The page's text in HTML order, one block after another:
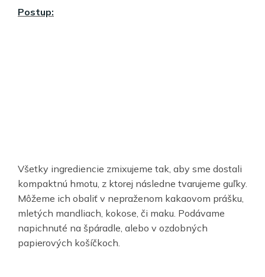
Postup:
Všetky ingrediencie zmixujeme tak, aby sme dostali
kompaktnú hmotu, z ktorej následne tvarujeme guľky.
Môžeme ich obaliť v nepraženom kakaovom prášku,
mletých mandliach, kokose, či maku. Podávame
napichnuté na špáradle, alebo v ozdobných
papierových košíčkoch.